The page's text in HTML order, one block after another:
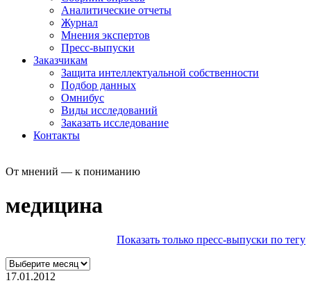
Аналитические отчеты
Журнал
Мнения экспертов
Пресс-выпуски
Заказчикам
Защита интеллектуальной собственности
Подбор данных
Омнибус
Виды исследований
Заказать исследование
Контакты
От мнений — к пониманию
медицина
Показать только пресс-выпуски по тегу
17.01.2012